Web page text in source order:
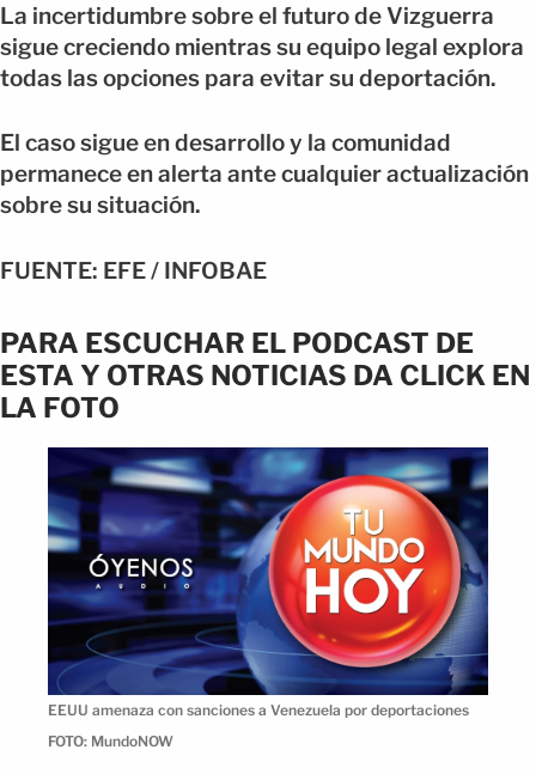
La incertidumbre sobre el futuro de Vizguerra
sigue creciendo mientras su equipo legal explora
todas las opciones para evitar su deportación.
El caso sigue en desarrollo y la comunidad
permanece en alerta ante cualquier actualización
sobre su situación.
FUENTE: EFE / INFOBAE
PARA ESCUCHAR EL PODCAST DE
ESTA Y OTRAS NOTICIAS DA CLICK EN
LA FOTO
EEUU amenaza con sanciones a Venezuela por deportaciones
FOTO: MundoNOW